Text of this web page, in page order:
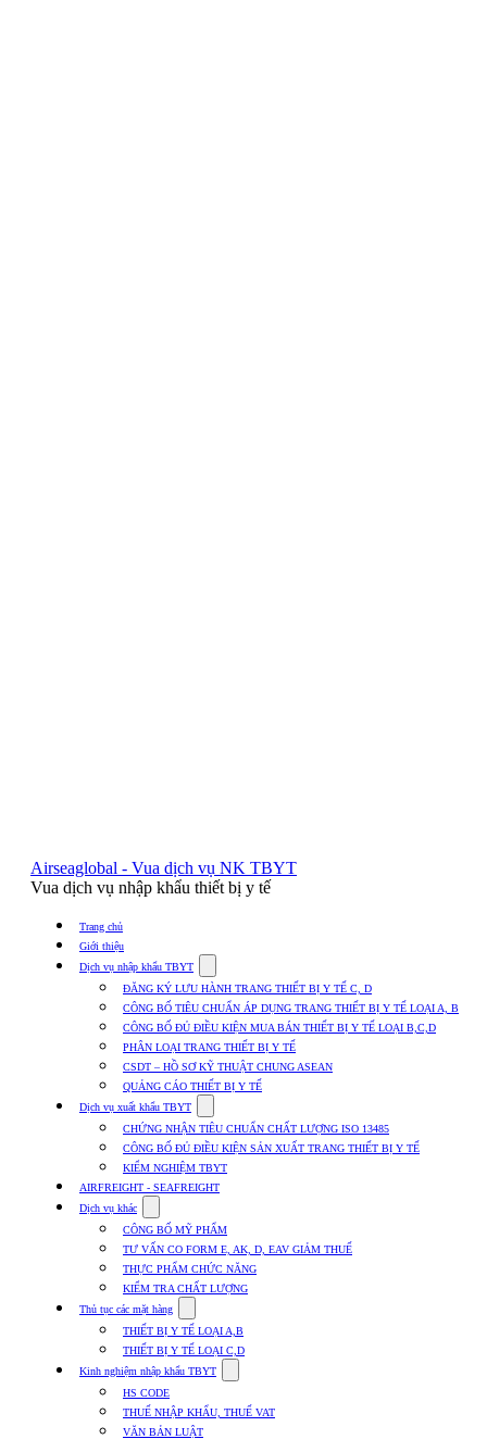
Airseaglobal - Vua dịch vụ NK TBYT
Vua dịch vụ nhập khẩu thiết bị y tế
Trang chủ
Giới thiệu
Dịch vụ nhập khẩu TBYT
submenu
for
Dịch
vụ
nhập
khẩu
TBYT
ĐĂNG KÝ LƯU HÀNH TRANG THIẾT BỊ Y TẾ C, D
CÔNG BỐ TIÊU CHUẨN ÁP DỤNG TRANG THIẾT BỊ Y TẾ LOẠI A, B
CÔNG BỐ ĐỦ ĐIỀU KIỆN MUA BÁN THIẾT BỊ Y TẾ LOẠI B,C,D
PHÂN LOẠI TRANG THIẾT BỊ Y TẾ
CSDT – HỒ SƠ KỸ THUẬT CHUNG ASEAN
QUẢNG CÁO THIẾT BỊ Y TẾ
Dịch vụ xuất khẩu TBYT
submenu
for
Dịch
vụ
xuất
TBYT
CHỨNG NHẬN TIÊU CHUẨN CHẤT LƯỢNG ISO 13485
CÔNG BỐ ĐỦ ĐIỀU KIỆN SẢN XUẤT TRANG THIẾT BỊ Y TẾ
KIỂM NGHIỆM TBYT
AIRFREIGHT - SEAFREIGHT
Dịch vụ khác
submenu
for
Dịch
vụ
khác
CÔNG BỐ MỸ PHẨM
TƯ VẤN CO FORM E, AK, D, EAV GIẢM THUẾ
THỰC PHẨM CHỨC NĂNG
KIỂM TRA CHẤT LƯỢNG
Thủ tục các mặt hàng
submenu
for
Thủ
tục
mặt
hàng
THIẾT BỊ Y TẾ LOẠI A,B
THIẾT BỊ Y TẾ LOẠI C,D
Kinh nghiệm nhập khẩu TBYT
submenu
Kinh
HS CODE
THUẾ NHẬP KHẨU, THUẾ VAT
VĂN BẢN LUẬT